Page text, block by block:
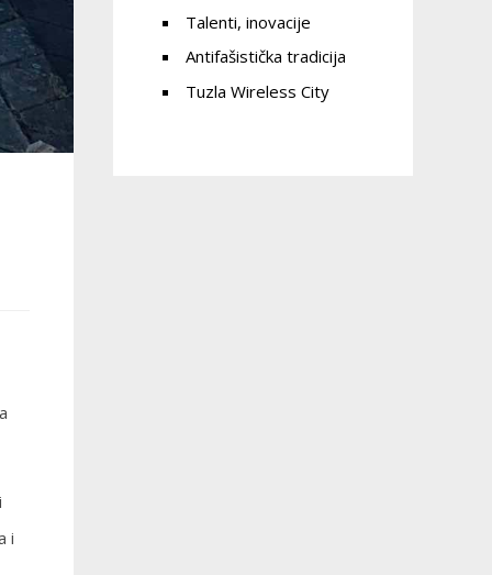
i
Talenti, inovacije
Antifašistička tradicija
Tuzla Wireless City